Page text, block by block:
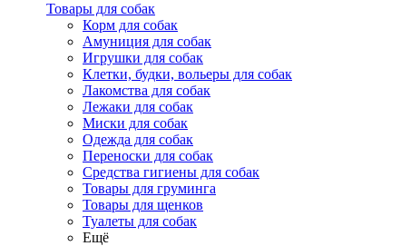
Товары для собак
Корм для собак
Амуниция для собак
Игрушки для собак
Клетки, будки, вольеры для собак
Лакомства для собак
Лежаки для собак
Миски для собак
Одежда для собак
Переноски для собак
Средства гигиены для собак
Товары для груминга
Товары для щенков
Туалеты для собак
Ещё